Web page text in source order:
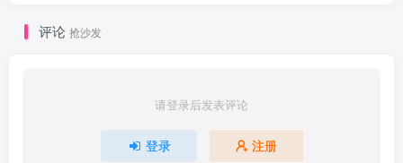
评论 抢沙发
请登录后发表评论
登录 注册